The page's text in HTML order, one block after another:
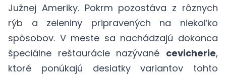
Južnej Ameriky. Pokrm pozostáva z rôznych
rýb a zeleniny pripravených na niekoľko
spôsobov. V meste sa nachádzajú dokonca
špeciálne reštaurácie nazývané cevicherie,
ktoré ponúkajú desiatky variantov tohto